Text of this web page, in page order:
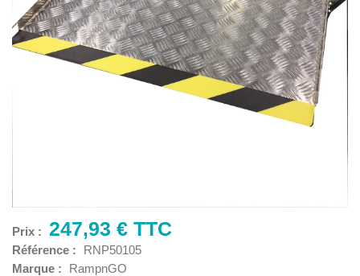
Prix : 247,93 € TTC
Référence :
RNP50105
Marque :
RampnGO